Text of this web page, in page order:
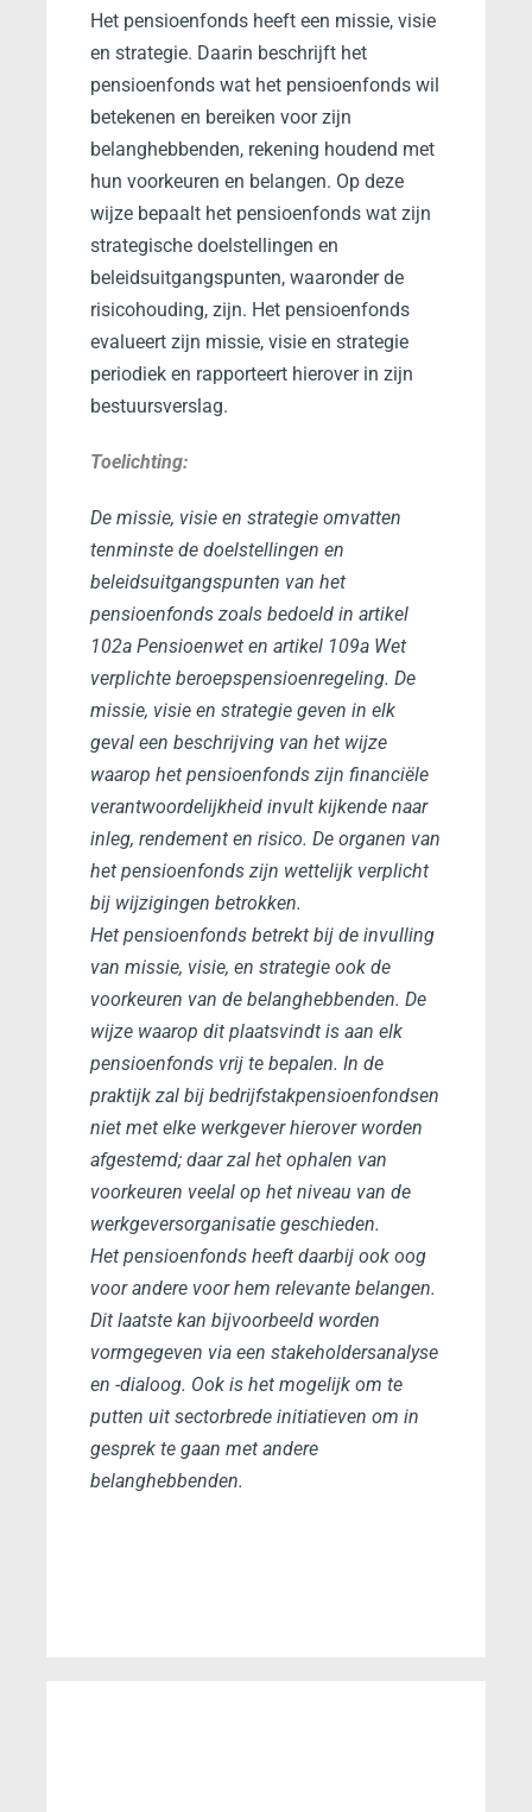
Het pensioenfonds heeft een missie, visie
en strategie. Daarin beschrijft het
pensioenfonds wat het pensioenfonds wil
betekenen en bereiken voor zijn
belanghebbenden, rekening houdend met
hun voorkeuren en belangen. Op deze
wijze bepaalt het pensioenfonds wat zijn
strategische doelstellingen en
beleidsuitgangspunten, waaronder de
risicohouding, zijn. Het pensioenfonds
evalueert zijn missie, visie en strategie
periodiek en rapporteert hierover in zijn
bestuursverslag.
Toelichting:
De missie, visie en strategie omvatten
tenminste de doelstellingen en
beleidsuitgangspunten van het
pensioenfonds zoals bedoeld in artikel
102a Pensioenwet en artikel 109a Wet
verplichte beroepspensioenregeling. De
missie, visie en strategie geven in elk
geval een beschrijving van het wijze
waarop het pensioenfonds zijn financiële
verantwoordelijkheid invult kijkende naar
inleg, rendement en risico. De organen van
het pensioenfonds zijn wettelijk verplicht
bij wijzigingen betrokken.
Het pensioenfonds betrekt bij de invulling
van missie, visie, en strategie ook de
voorkeuren van de belanghebbenden. De
wijze waarop dit plaatsvindt is aan elk
pensioenfonds vrij te bepalen. In de
praktijk zal bij bedrijfstakpensioenfondsen
niet met elke werkgever hierover worden
afgestemd; daar zal het ophalen van
voorkeuren veelal op het niveau van de
werkgeversorganisatie geschieden.
Het pensioenfonds heeft daarbij ook oog
voor andere voor hem relevante belangen.
Dit laatste kan bijvoorbeeld worden
vormgegeven via een stakeholdersanalyse
en -dialoog. Ook is het mogelijk om te
putten uit sectorbrede initiatieven om in
gesprek te gaan met andere
belanghebbenden.